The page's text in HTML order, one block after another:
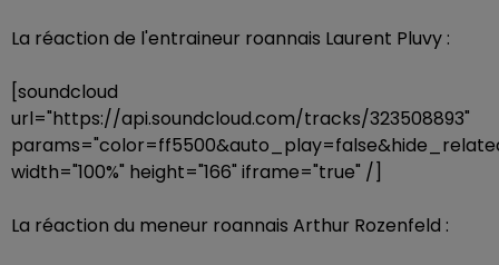
La réaction de l'entraineur roannais Laurent Pluvy :
[soundcloud
url="https://api.soundcloud.com/tracks/323508893"
width="100%" height="166" iframe="true" /]
La réaction du meneur roannais Arthur Rozenfeld :